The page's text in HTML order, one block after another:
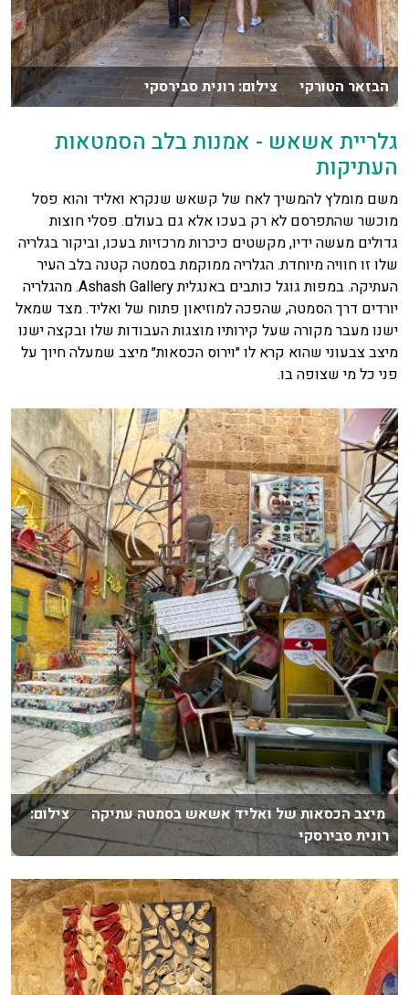
הבזאר הטורקי צילום: רונית סבירסקי
גלריית אשאש - אמנות בלב הסמטאות
העתיקות
משם מומלץ להמשיך לאח של קשאש שנקרא ואליד והוא פסל
מוכשר שהתפרסם לא רק בעכו אלא גם בעולם. פסלי חוצות
גדולים מעשה ידיו, מקשטים כיכרות מרכזיות בעכו, וביקור בגלריה
שלו זו חוויה מיוחדת. הגלריה ממוקמת בסמטה קטנה בלב העיר
העתיקה. במפות גוגל כותבים באנגלית Ashash Gallery. מהגלריה
יורדים דרך הסמטה, שהפכה למוזיאון פתוח של ואליד. מצד שמאל
ישנו מעבר מקורה שעל קירותיו מוצגות העבודות שלו ובקצה ישנו
מיצב צבעוני שהוא קרא לו ״וירוס הכסאות״ מיצב שמעלה חיוך על
פני כל מי שצופה בו.
מיצב הכסאות של ואליד אשאש בסמטה עתיקה צילום:
רונית סבירסקי